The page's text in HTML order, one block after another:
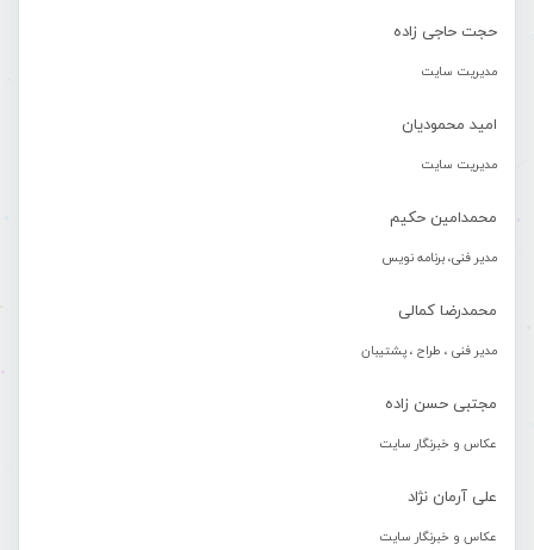
حجت حاجی زاده
مدیریت سایت
امید محمودیان
مدیریت سایت
محمدامین حکیم
مدیر فنی، برنامه نویس
محمدرضا کمالی
مدیر فنی ، طراح ، پشتیبان
مجتبی حسن زاده
عکاس و خبرنگار سایت
علی آرمان نژاد
عکاس و خبرنگار سایت